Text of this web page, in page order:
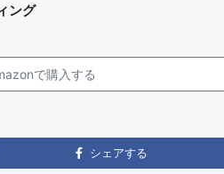
ング
で購入する
シェアする